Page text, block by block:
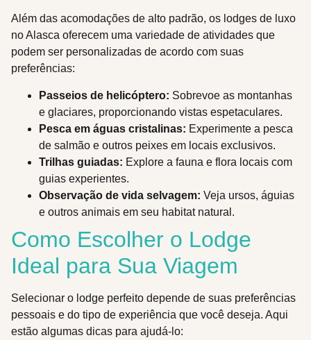
Além das acomodações de alto padrão, os lodges de luxo
no Alasca oferecem uma variedade de atividades que
podem ser personalizadas de acordo com suas
preferências:
Passeios de helicóptero: Sobrevoe as montanhas
e glaciares, proporcionando vistas espetaculares.
Pesca em águas cristalinas: Experimente a pesca
de salmão e outros peixes em locais exclusivos.
Trilhas guiadas: Explore a fauna e flora locais com
guias experientes.
Observação de vida selvagem: Veja ursos, águias
e outros animais em seu habitat natural.
Como Escolher o Lodge
Ideal para Sua Viagem
Selecionar o lodge perfeito depende de suas preferências
pessoais e do tipo de experiência que você deseja. Aqui
estão algumas dicas para ajudá-lo: